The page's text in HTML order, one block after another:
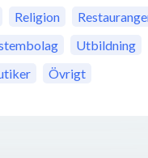
Religion
Utbildning
Övrigt